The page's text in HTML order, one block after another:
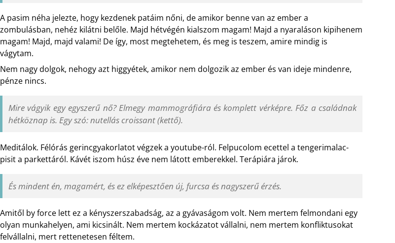
A pasim néha jelezte, hogy kezdenek patáim nőni, de amikor benne van az ember a
zombulásban, nehéz kilátni belőle. Majd hétvégén kialszom magam! Majd a nyaraláson kipihenem
magam! Majd, majd valami! De így, most megtehetem, és meg is teszem, amire mindig is
vágytam.
Nem nagy dolgok, nehogy azt higgyétek, amikor nem dolgozik az ember és van ideje mindenre,
pénze nincs.
Mire vágyik egy egyszerű nő? Elmegy mammográfiára és komplett vérképre. Főz a családnak
hétköznap is. Egy szó: nutellás croissant (kettő).
Meditálok. Félórás gerincgyakorlatot végzek a youtube-ról. Felpucolom ecettel a tengerimalac-
pisit a parkettáról. Kávét iszom húsz éve nem látott emberekkel. Terápiára járok.
És mindent én, magamért, és ez elképesztően új, furcsa és nagyszerű érzés.
Amitől by force lett ez a kényszerszabadság, az a gyávaságom volt. Nem mertem felmondani egy
olyan munkahelyen, ami kicsinált. Nem mertem kockázatot vállalni, nem mertem konfliktusokat
felvállalni, mert rettenetesen féltem.